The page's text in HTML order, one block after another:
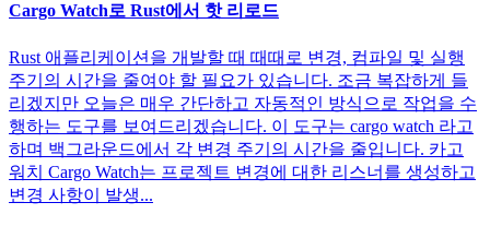
Cargo Watch로 Rust에서 핫 리로드
Rust 애플리케이션을 개발할 때 때때로 변경, 컴파일 및 실행
주기의 시간을 줄여야 할 필요가 있습니다. 조금 복잡하게 들
리겠지만 오늘은 매우 간단하고 자동적인 방식으로 작업을 수
행하는 도구를 보여드리겠습니다. 이 도구는 cargo watch 라고
하며 백그라운드에서 각 변경 주기의 시간을 줄입니다. 카고
워치 Cargo Watch는 프로젝트 변경에 대한 리스너를 생성하고
변경 사항이 발생...